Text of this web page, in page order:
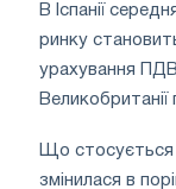
В Іспанії
ринку
урахування
Великобританії
Що стосується
змінилася в